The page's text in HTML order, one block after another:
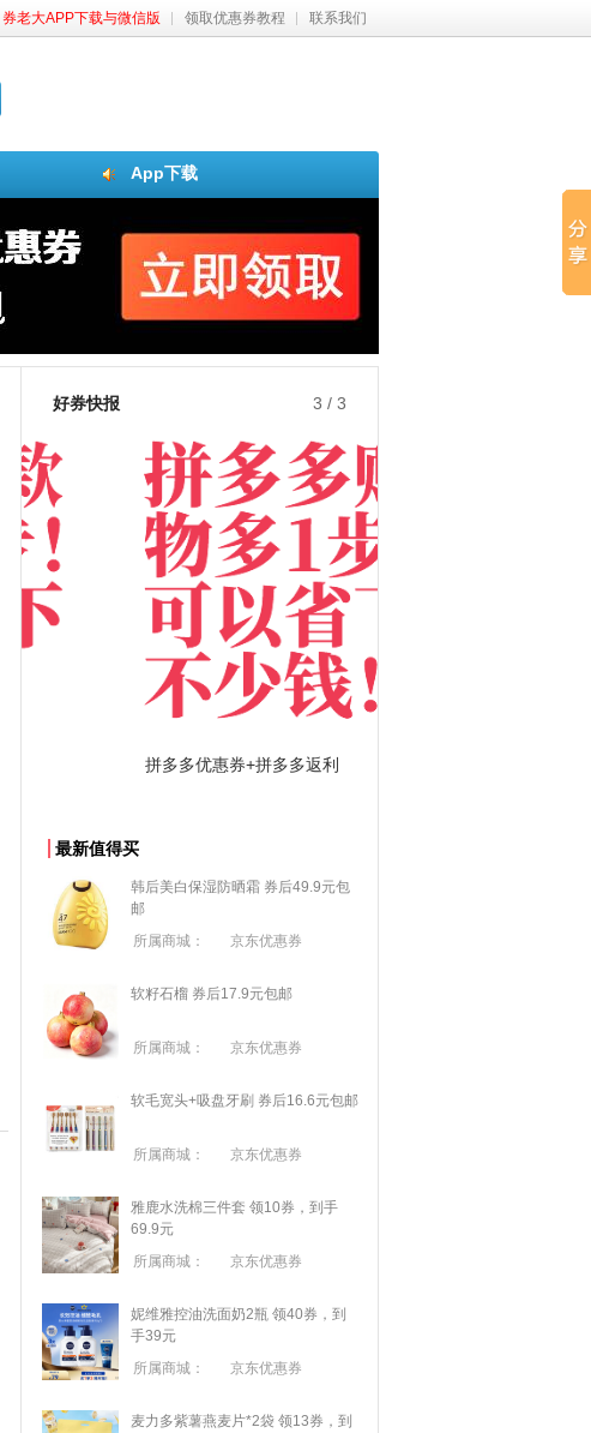
券老大APP下载与微信版 领取优惠券教程 联系我们
App下载
好券快报 3 / 3
拼多多优惠券+拼多多返利
最新值得买
韩后美白保湿防晒霜 券后49.9元包
邮
所属商城：
京东优惠券
软籽石榴 券后17.9元包邮
所属商城： 京东优惠券
软毛宽头+吸盘牙刷 券后16.6元包邮
所属商城： 京东优惠券
雅鹿水洗棉三件套 领10券，到手
69.9元
所属商城：
京东优惠券
妮维雅控油洗面奶2瓶 领40券，到
手39元
所属商城：
京东优惠券
麦力多紫薯燕麦片*2袋 领13券，到